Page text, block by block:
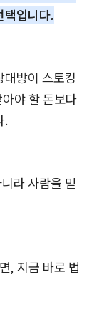
택입니다.
대방이 스토킹
야 할 돈보다
.
라 사람을 믿
, 지금 바로 법